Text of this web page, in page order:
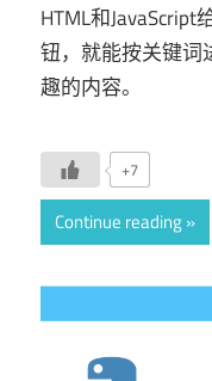
HTML和
钮，就能按关键词
趣的内容。
+7
Continue reading